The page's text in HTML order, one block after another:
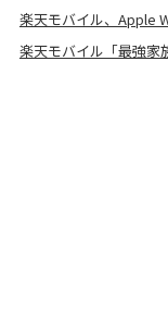
楽天モバイル、Apple
楽天モバイル「最強家